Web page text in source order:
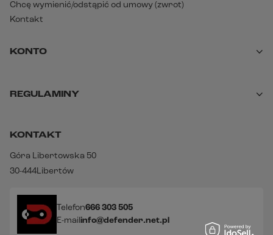
Chcę wymienić/odstąpić od umowy (zwrot)
Kontakt
KONTO
REGULAMINY
KONTAKT
Góra Libertowska 50
30-444Libertów
Telefon666 303 505
E-mailinfo@defender.net.pl